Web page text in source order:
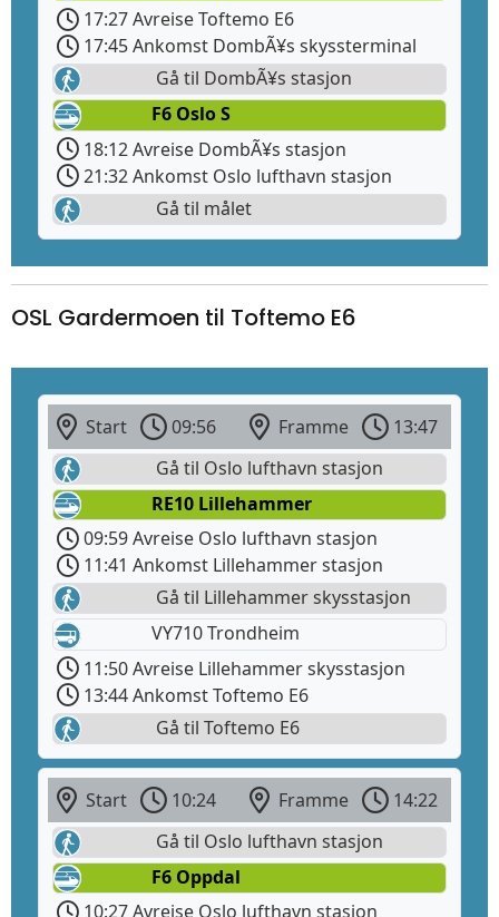
17:27 Avreise Toftemo E6
17:45 Ankomst DombÃ¥s skyssterminal
Gå til DombÃ¥s stasjon
F6 Oslo S
18:12 Avreise DombÃ¥s stasjon
21:32 Ankomst Oslo lufthavn stasjon
Gå til målet
OSL Gardermoen til Toftemo E6
Start 09:56 Framme
13:47
Gå til Oslo lufthavn stasjon
RE10 Lillehammer
09:59 Avreise Oslo lufthavn stasjon
11:41 Ankomst Lillehammer stasjon
Gå til Lillehammer skysstasjon
VY710 Trondheim
11:50 Avreise Lillehammer skysstasjon
13:44 Ankomst Toftemo E6
Gå til Toftemo E6
Start 10:24 Framme
14:22
Gå til Oslo lufthavn stasjon
F6 Oppdal
10:27 Avreise Oslo lufthavn stasjon